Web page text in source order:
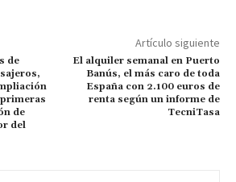
de
de
del
Artículo siguiente
El alquiler semanal en Puerto
Banús, el más caro de toda
España con 2.100 euros de
renta según un informe de
TecniTasa